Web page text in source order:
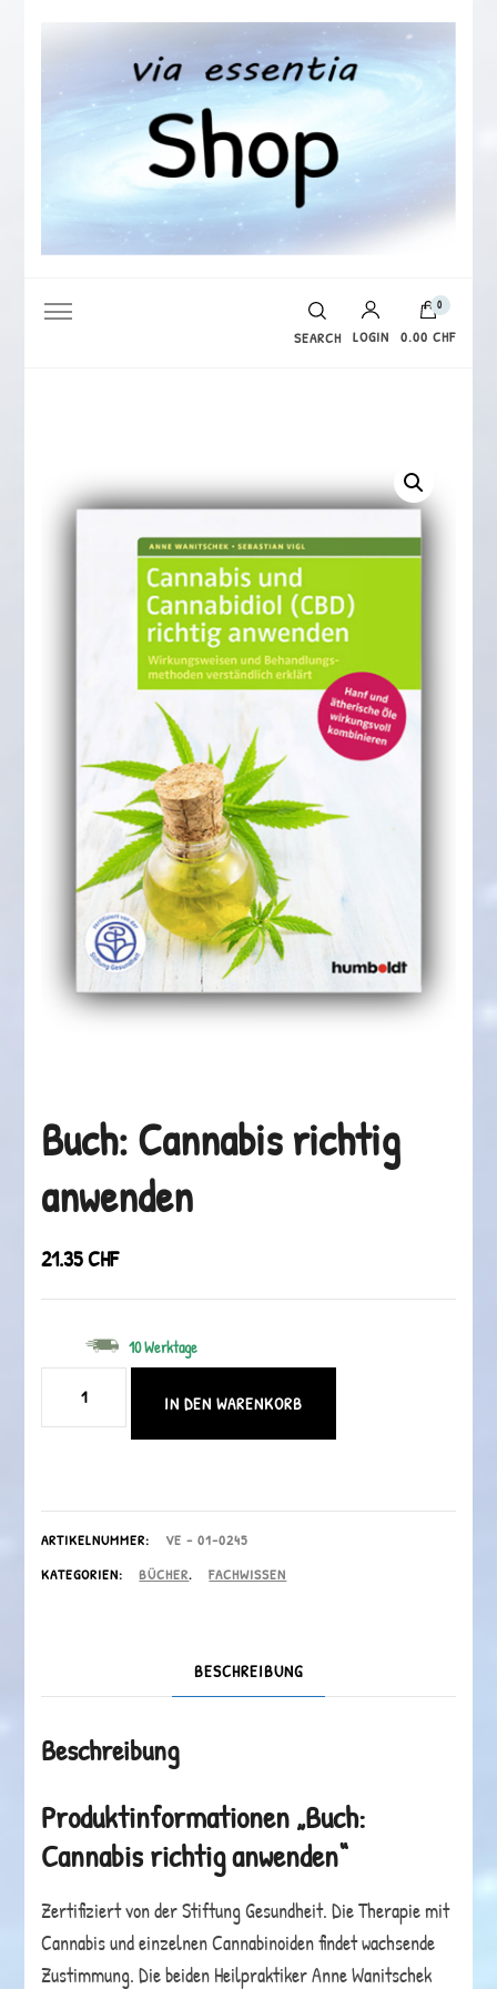
SEARCH LOGIN
0
0.00 CHF
Buch: Cannabis richtig
anwenden
21.35CHF
10 Werktage
Buch:
Cannabis
anwenden
Menge
IN DEN WARENKORB
ARTIKELNUMMER:
VE - 01-0245
KATEGORIEN:
BÜCHER, FACHWISSEN
BESCHREIBUNG
Beschreibung
Produktinformationen „Buch:
Cannabis richtig anwenden“
Zertifiziert von der Stiftung Gesundheit. Die Therapie mit
Cannabis und einzelnen Cannabinoiden findet wachsende
Zustimmung. Die beiden Heilpraktiker Anne Wanitschek